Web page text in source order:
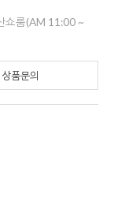
쇼룸(AM 11:00 ~
상품문의